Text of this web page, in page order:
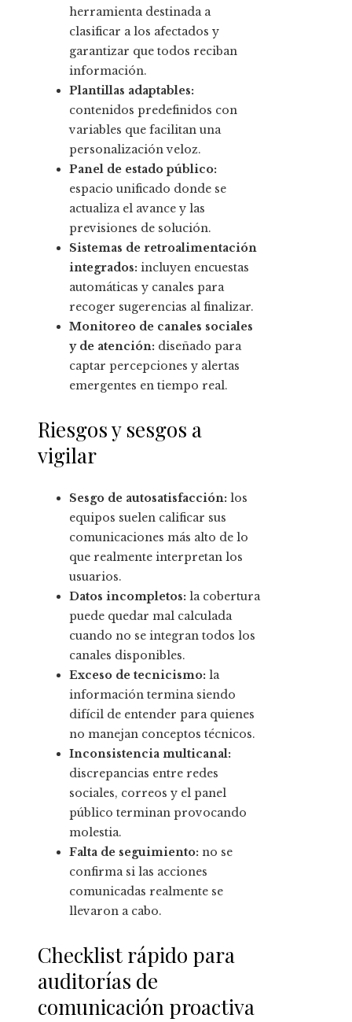
herramienta destinada a
clasificar a los afectados y
garantizar que todos reciban
información.
Plantillas adaptables:
contenidos predefinidos con
variables que facilitan una
personalización veloz.
Panel de estado público:
espacio unificado donde se
actualiza el avance y las
previsiones de solución.
Sistemas de retroalimentación
integrados: incluyen encuestas
automáticas y canales para
recoger sugerencias al finalizar.
Monitoreo de canales sociales
y de atención: diseñado para
captar percepciones y alertas
emergentes en tiempo real.
Riesgos y sesgos a
vigilar
Sesgo de autosatisfacción: los
equipos suelen calificar sus
comunicaciones más alto de lo
que realmente interpretan los
usuarios.
Datos incompletos: la cobertura
puede quedar mal calculada
cuando no se integran todos los
canales disponibles.
Exceso de tecnicismo: la
información termina siendo
difícil de entender para quienes
no manejan conceptos técnicos.
Inconsistencia multicanal:
discrepancias entre redes
sociales, correos y el panel
público terminan provocando
molestia.
Falta de seguimiento: no se
confirma si las acciones
comunicadas realmente se
llevaron a cabo.
Checklist rápido para
auditorías de
comunicación proactiva